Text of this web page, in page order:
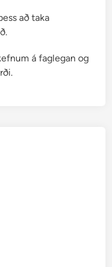
að taka
á faglegan og